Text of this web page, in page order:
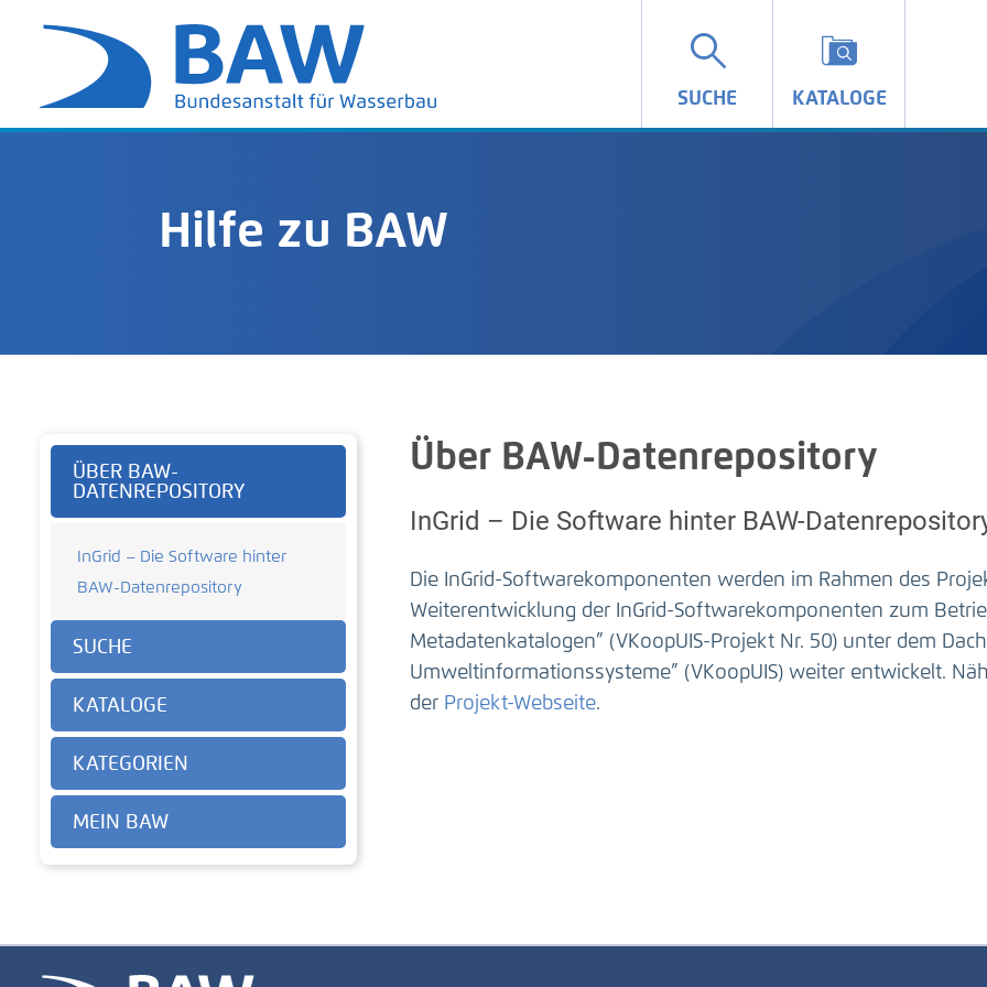
SUCHE KATALOGE
Hilfe zu BAW
ÜBER BAW-
DATENREPOSITORY
InGrid – Die Software hinter
BAW-Datenrepository
SUCHE
KATALOGE
KATEGORIEN
MEIN BAW
Über BAW-Datenrepository
InGrid – Die Software hinter BAW-
Die InGrid-Softwarekomponenten werden im Rahmen des
Weiterentwicklung der InGrid-Softwarekomponenten zum
Metadatenkatalogen” (VKoopUIS-Projekt Nr. 50) unter dem
Umweltinformationssysteme” (VKoopUIS) weiter entwickelt.
der Projekt-Webseite.